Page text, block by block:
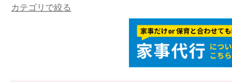
カテゴリで絞る